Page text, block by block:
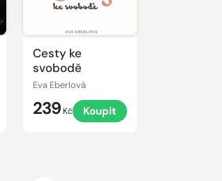
Cesty ke
svobodě
Eva Eberlová
239 Kč Koupit